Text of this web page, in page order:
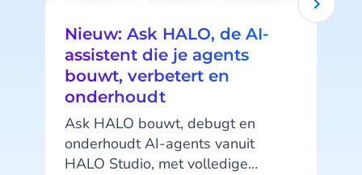
Nieuw: Ask HALO, de AI-
assistent die je agents
bouwt, verbetert en
onderhoudt
Ask HALO bouwt, debugt en
onderhoudt AI-agents vanuit
HALO Studio, met volledige